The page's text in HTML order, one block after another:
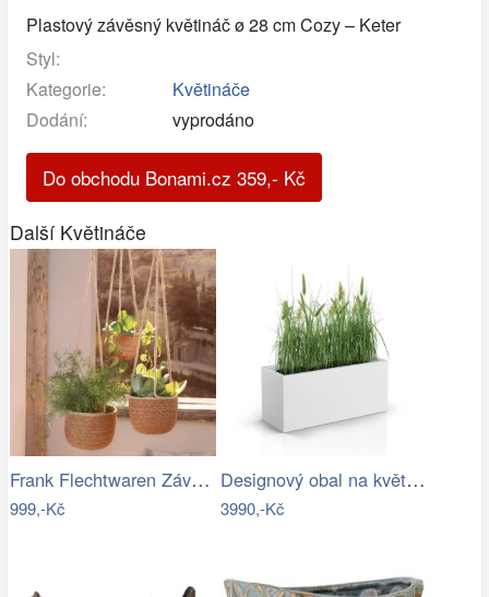
Plastový závěsný květináč ø 28 cm Cozy – Keter
Styl:
Kategorie:
Květináče
Dodání:
vyprodáno
Do obchodu Bonami.cz 359,- Kč
Další Květináče
Frank Flechtwaren Závěsné obaly na…
999,-Kč
Designový obal na květináče LONG SLIM…
3990,-Kč